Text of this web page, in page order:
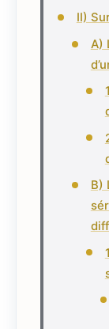
II)
A)
B)